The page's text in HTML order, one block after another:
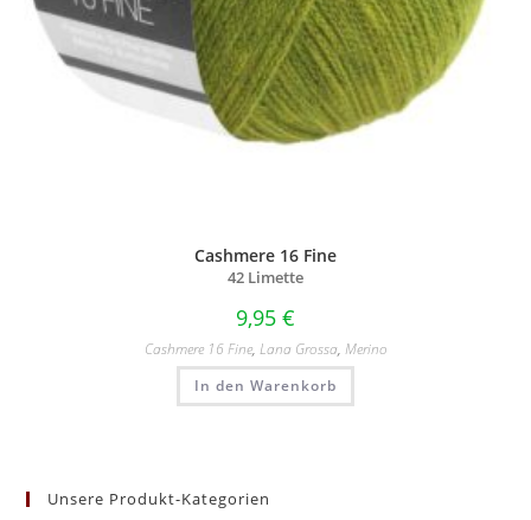
Cashmere 16 Fine
42 Limette
9,95 €
Cashmere 16 Fine, Lana Grossa, Merino
In den Warenkorb
Unsere Produkt-Kategorien